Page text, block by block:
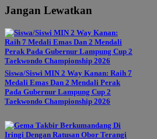
Jangan Lewatkan
Siswa/Siswi MIN 2 Way Kanan: Raih 7
Medali Emas Dan 2 Mendali Perak
Pada Gubernur Lampung Cup 2
Taekwondo Championship 2026